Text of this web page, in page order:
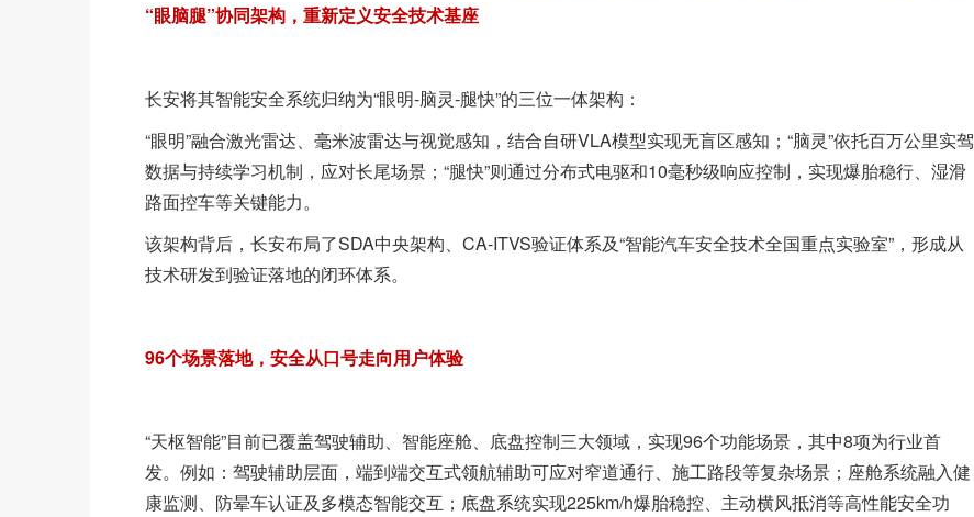
“眼脑腿”协同架构，重新定义安全技术基座
长安将其智能安全系统归纳为“眼明-脑灵-腿快”的三位一体架构：
“眼明”融合激光雷达、毫米波雷达与视觉感知，结合自研VLA模型实现无盲区感知；“脑灵”依托百万公里实驾
数据与持续学习机制，应对长尾场景；“腿快”则通过分布式电驱和10毫秒级响应控制，实现爆胎稳行、湿滑
路面控车等关键能力。
该架构背后，长安布局了SDA中央架构、CA-ITVS验证体系及“智能汽车安全技术全国重点实验室”，形成从
技术研发到验证落地的闭环体系。
96个场景落地，安全从口号走向用户体验
“天枢智能”目前已覆盖驾驶辅助、智能座舱、底盘控制三大领域，实现96个功能场景，其中8项为行业首
发。例如：驾驶辅助层面，端到端交互式领航辅助可应对窄道通行、施工路段等复杂场景；座舱系统融入健
康监测、防晕车认证及多模态智能交互；底盘系统实现225km/h爆胎稳控、主动横风抵消等高性能安全功